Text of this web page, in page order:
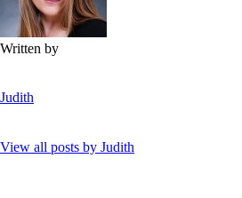
Written by
Judith
View all posts by Judith